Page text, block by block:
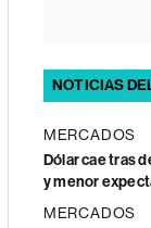
NOTICIAS
MERCADOS
Dólar cae tras
y menor
MERCADOS